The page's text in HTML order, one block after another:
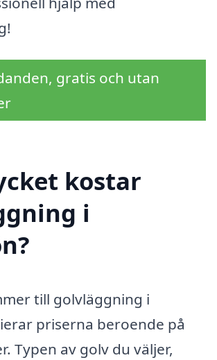
gratis och utan
kostar
i
till golvläggning i
priserna beroende på
Typen av golv du väljer,